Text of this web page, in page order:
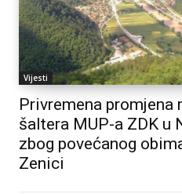
Vijesti
Privremena promjena
šaltera MUP-a ZDK u
zbog povećanog
Zenici